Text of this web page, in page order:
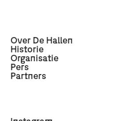
Over De Hallen
Historie
Organisatie
Pers
Partners